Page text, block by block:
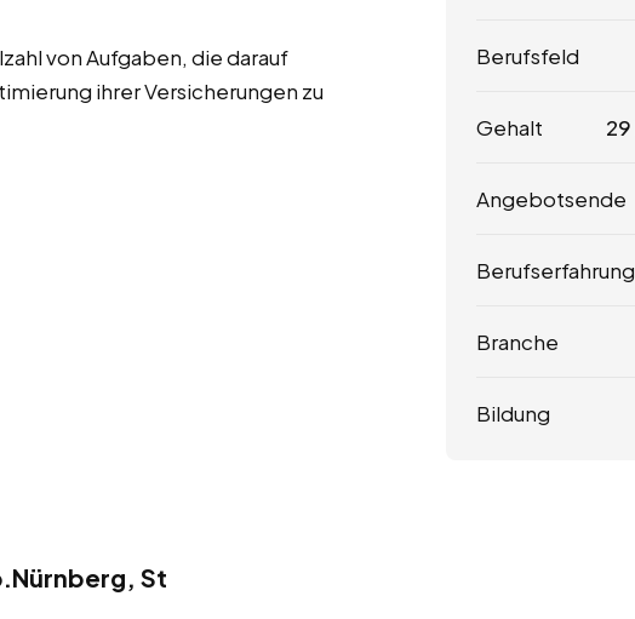
von Aufgaben, die darauf
ihrer Versicherungen zu
St
Berufsfeld
Gehalt 29
Angebotsende
Berufserfahrung
Branche
Bildung